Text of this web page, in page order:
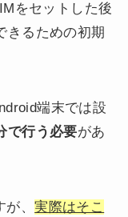
をセットした後
きるための初期
端末では設
で行う必要があ
が、実際はそこ